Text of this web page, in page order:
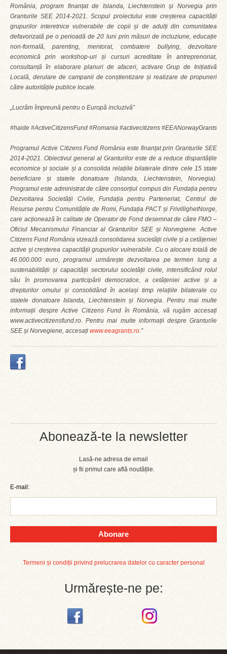
Abonează-te la newsletter
Lasă-ne adresa de email
și fii primul care află noutățile.
E-mail:
Abonare
Termeni și condiții privind prelucrarea datelor cu caracter personal
Urmărește-ne pe:
România, program finanțat de Islanda, Liechtenstein și Norvegia prin
Granturile SEE 2014-2021. Scopul proiectului este creșterea capacității
grupurilor interetnice vulnerabile de copii și de adulți din comunitatea
defavorizată pe o perioadă de 20 luni prin măsuri de incluziune, educație
non-formală, parenting, mentorat, combatere bullying, dezvoltare
economică prin workshop-uri și cursuri acreditate în antreprenoriat,
consultanță în elaborare planuri de afaceri, activare Grup de Inițiativă
Locală, derulare de campanii de conștientizare și realizare de propuneri
către autoritățile publice locale.
„Lucrăm împreună pentru o Europă incluzivă”
#haide #ActiveCitizensFund #Romania #activecitizens #EEANorwayGrants
Programul Active Citizens Fund România este finanțat prin Granturile SEE
2014-2021. Obiectivul general al Granturilor este de a reduce disparitățile
economice și sociale și a consolida relațiile bilaterale dintre cele 15 state
beneficiare și statele donatoare (Islanda, Liechtenstein, Norvegia).
Programul este administrat de către consorțiul compus din Fundația pentru
Dezvoltarea Societății Civile, Fundația pentru Parteneriat, Centrul de
Resurse pentru Comunitățile de Romi, Fundația PACT și FrivillighetNorge,
care acționează în calitate de Operator de Fond desemnat de către FMO –
Oficiul Mecanismului Financiar al Granturilor SEE și Norvegiene. Active
Citizens Fund România vizează consolidarea societății civile și a cetățeniei
active și creșterea capacității grupurilor vulnerabile. Cu o alocare totală de
46.000.000 euro, programul urmărește dezvoltarea pe termen lung a
sustenabilității și capacității sectorului societății civile, intensificând rolul
său în promovarea participării democratice, a cetățeniei active și a
drepturilor omului și consolidând în același timp relațiile bilaterale cu
statele donatoare Islanda, Liechtenstein și Norvegia. Pentru mai multe
informații despre Active Citizens Fund în România, vă rugăm accesați
www.activecitizensfund.ro. Pentru mai multe informații despre Granturile
SEE și Norvegiene, accesați www.eeagrants.ro.”